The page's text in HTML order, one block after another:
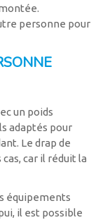
personne pour
un poids
adaptés pour
Le drap de
car il réduit la
équipements
il est possible